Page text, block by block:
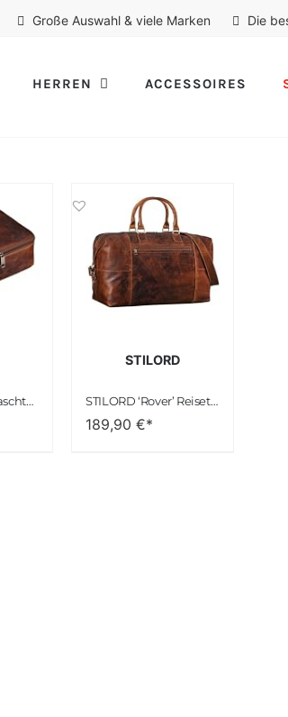
Große Auswahl & viele Marken Die
HERREN ACCESSOIRES
STILORD ‘Lee’ Waschtasche Leder Kulturtasche Groß Kulturbeutel für Männer und Damen Toilettentasche Kosmetiktasche für Reisen aus Echtem Vintage Leder
STILORD
STILORD ‘Rover’ Reisetasche Leder groß Weekender Herren Damen XL Reisegepäck Overnight Duffle Bag echtes Rindsleder Vintage aufsteckbar
189,90€*